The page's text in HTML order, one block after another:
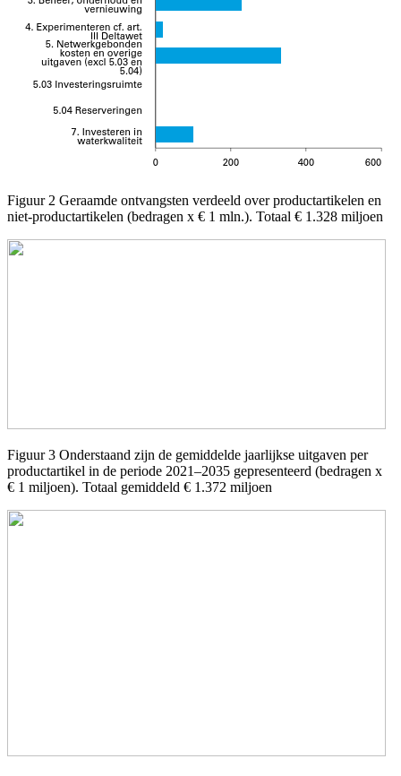
Figuur 2 Geraamde ontvangsten verdeeld over productartikelen en
niet-productartikelen (bedragen x € 1 mln.). Totaal € 1.328 miljoen
Figuur 3 Onderstaand zijn de gemiddelde jaarlijkse uitgaven per
productartikel in de periode 2021–2035 gepresenteerd (bedragen x
€ 1 miljoen). Totaal gemiddeld € 1.372 miljoen